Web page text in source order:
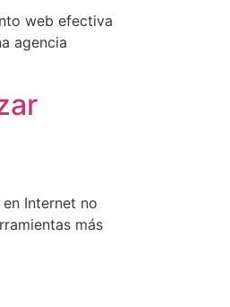
web efectiva
agencia
Internet no
más